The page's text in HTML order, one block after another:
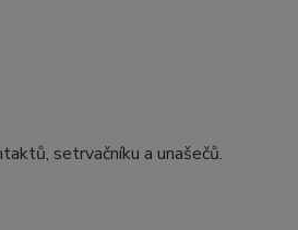
setrvačníku a unašečů.